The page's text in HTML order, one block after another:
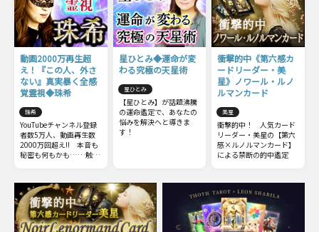
動画2000万再生超
え！『この人、外さ
ない』真実暴く全感
覚霊視◆珠希
珠希
YouTubeチャンネル登録
者数5万人、動画再生数
2000万回超え!! 本音も
秘密も何もかも……触れ
覚霊視をご体感下さい。
星ひとみ◆運命が変
わる究極の天星術
星ひとみ
【星ひとみ】が話題沸騰
の運命鑑定で、あなたの
悩みを解決へと導きま
す！
衝撃的中《第六感カ
ードリーダー・美
星》ノワール・ルノ
ルマンカード
美星
衝撃的中！ 人気カード
リーダー・美星の【第六
感×ルノルマンカード】
による禁断の的中鑑定